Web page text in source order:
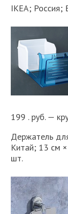
IKEA; Россия;
199 . руб. —
Держатель
Китай; 13 см
шт.